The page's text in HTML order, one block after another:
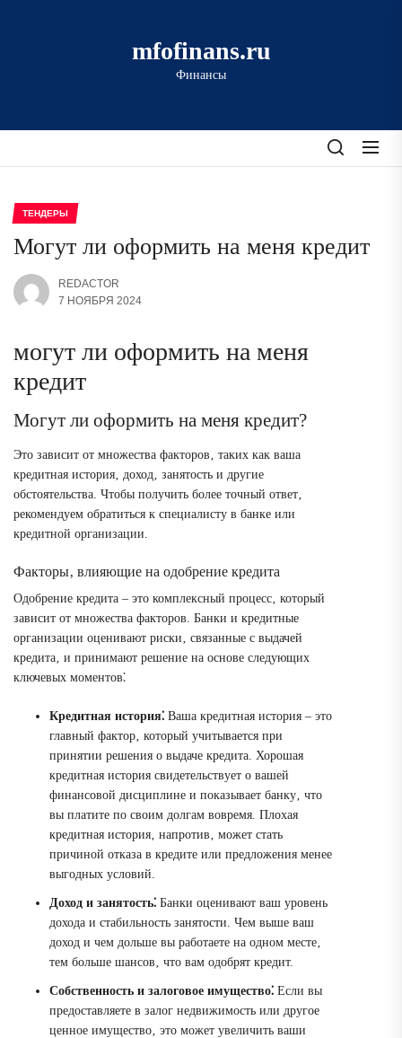
mfofinans.ru
Финансы
ТЕНДЕРЫ
Могут ли оформить на меня кредит
REDACTOR
7 НОЯБРЯ 2024
могут ли оформить на меня
кредит
Могут ли оформить на меня кредит?
Это зависит от множества факторов‚ таких как ваша
кредитная история‚ доход‚ занятость и другие
обстоятельства. Чтобы получить более точный ответ‚
рекомендуем обратиться к специалисту в банке или
кредитной организации.
Факторы‚ влияющие на одобрение кредита
Одобрение кредита – это комплексный процесс‚ который
зависит от множества факторов. Банки и кредитные
организации оценивают риски‚ связанные с выдачей
кредита‚ и принимают решение на основе следующих
ключевых моментов⁚
Кредитная история⁚ Ваша кредитная история – это
главный фактор‚ который учитывается при
принятии решения о выдаче кредита. Хорошая
кредитная история свидетельствует о вашей
финансовой дисциплине и показывает банку‚ что
вы платите по своим долгам вовремя. Плохая
кредитная история‚ напротив‚ может стать
причиной отказа в кредите или предложения менее
выгодных условий.
Доход и занятость⁚ Банки оценивают ваш уровень
дохода и стабильность занятости. Чем выше ваш
доход и чем дольше вы работаете на одном месте‚
тем больше шансов‚ что вам одобрят кредит.
Собственность и залоговое имущество⁚ Если вы
предоставляете в залог недвижимость или другое
ценное имущество‚ это может увеличить ваши